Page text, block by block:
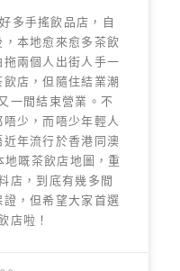
多手搖飲品店，自
本地愈來愈多茶飲
兩個人出街人手一
店，但隨住結業潮
一間結束營業。不
少，而唔少年輕人
年流行於香港同澳
嘅茶飲店地圖，重
店，到底有幾多間
，但希望大家首選
店啦！